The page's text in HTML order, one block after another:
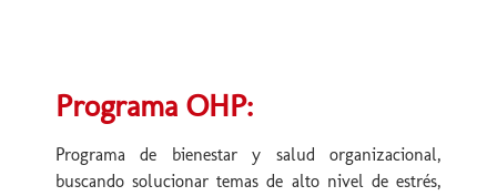
Programa OHP:
Programa de bienestar y salud organizacional,
buscando solucionar temas de alto nivel de estrés,